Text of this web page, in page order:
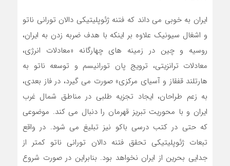
ایران به خوبی می داند که فتنه ژئوپلیتیکی دالان تورانی ناتو
و اشغال سیونیک علاوه بر اینکه با هدف ضربه زدن به ایران،
روسیه و چین در زمینه های چهارگانه «معادلات انرژی،
معادلات ترانزیتی، ترویج پان تورانیسم و توسعه ناتو به
هارتلند قفقاز و آسیای مرکزی» صورت می گیرد، در فاز بعدی،
به زعم طراحان، ایجاد تجزیه طلبی در مناطق شمال غرب
ایران و با محوریت تبریز قهرمان را دنبال می کند. موضوعی
که حتی در کتب درسی باکو نیز تبلیغ می شود. در واقع
تبعات ژئوپلیتیکی تحقق فتنه دالان تورانی ناتو کمتر از
جدایی بحرین از ایران نخواهد بود. بنابراین در صورت شروع